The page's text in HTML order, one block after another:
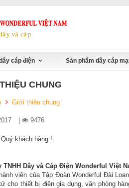
cáp điện Sản phẩm dây cáp
CHUNG
Giới thiệu chung
9476
khách hàng !
TNHH Dây và Cáp Điện Wonderful Việt
viên của Tập Đoàn Wonderful Đài
cho thiết bị điện gia dụng, văn phòng